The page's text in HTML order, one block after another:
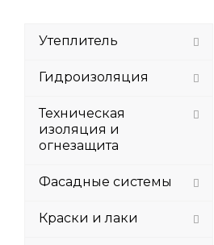
Утеплитель
Гидроизоляция
Техническая
изоляция и
огнезащита
Фасадные системы
Краски и лаки